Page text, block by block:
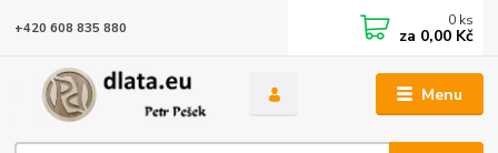
Menu
+420 608 835 880 0 ks
za 0,00 Kč